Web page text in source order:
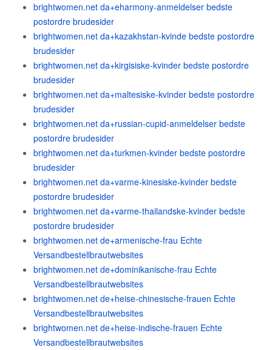
brightwomen.net da+eharmony-anmeldelser bedste
postordre brudesider
brightwomen.net da+kazakhstan-kvinde bedste postordre
brudesider
brightwomen.net da+kirgisiske-kvinder bedste postordre
brudesider
brightwomen.net da+maltesiske-kvinder bedste postordre
brudesider
brightwomen.net da+russian-cupid-anmeldelser bedste
postordre brudesider
brightwomen.net da+turkmen-kvinder bedste postordre
brudesider
brightwomen.net da+varme-kinesiske-kvinder bedste
postordre brudesider
brightwomen.net da+varme-thailandske-kvinder bedste
postordre brudesider
brightwomen.net de+armenische-frau Echte
Versandbestellbrautwebsites
brightwomen.net de+dominikanische-frau Echte
Versandbestellbrautwebsites
brightwomen.net de+heise-chinesische-frauen Echte
Versandbestellbrautwebsites
brightwomen.net de+heise-indische-frauen Echte
Versandbestellbrautwebsites